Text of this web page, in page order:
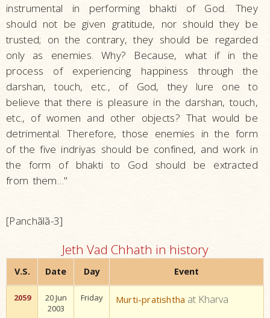
instrumental in performing bhakti of God. They
should not be given gratitude, nor should they be
trusted; on the contrary, they should be regarded
only as enemies. Why? Because, what if in the
process of experiencing happiness through the
darshan, touch, etc., of God, they lure one to
believe that there is pleasure in the darshan, touch,
etc., of women and other objects? That would be
detrimental. Therefore, those enemies in the form
of the five indriyas should be confined, and work in
the form of bhakti to God should be extracted
from them…"
[Panchãlã-3]
Jeth Vad Chhath in history
V.S. Date Day Event
2059
20 Jun
2003
Friday Murti-pratishtha at Kharva